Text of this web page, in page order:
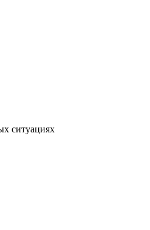
ситуациях